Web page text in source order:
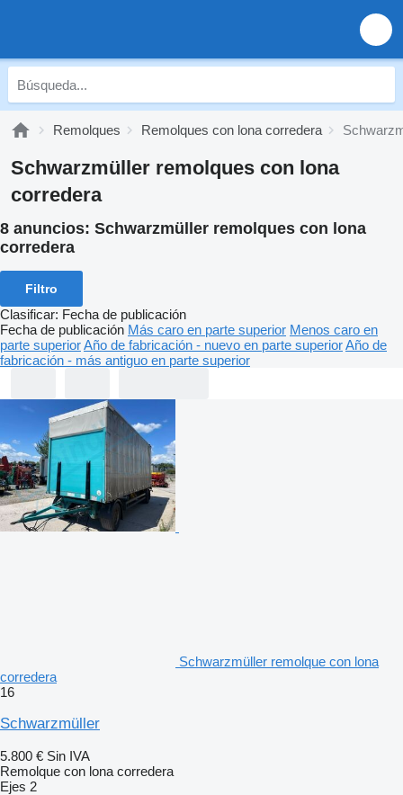
Remolques Remolques con lona corredera
Schwarzmüller remolques con lona
corredera
8 anuncios: Schwarzmüller remolques con lona
corredera
Filtro
Clasificar: Fecha de publicación
Fecha de publicación Más caro en parte superior Menos caro en
parte superiorAño de fabricación - nuevo en parte superiorAño de
fabricación - más antiguo en parte superior
Schwarzmüller remolque con lona
corredera
16
Schwarzmüller
5.800 € Sin IVA
Remolque con lona corredera
Ejes 2